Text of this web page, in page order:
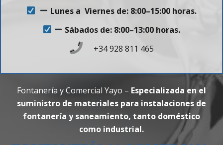
Lunes a Viernes de: 8:00–15:00 horas.
Sábados de: 8:00–13:00 horas.
+34 928 811 465
Fontanería y Comercial Yayo – Especializada en el
suministro de materiales para instalaciones de
fontanería y saneamiento, tanto doméstico
como industrial.